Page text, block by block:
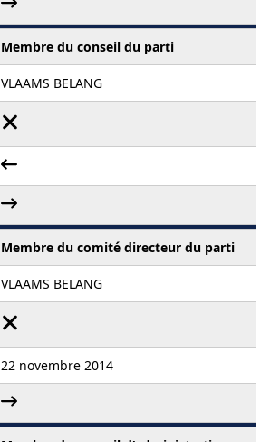
Membre du conseil du parti
VLAAMS BELANG
Membre du comité directeur du parti
VLAAMS BELANG
22 novembre 2014